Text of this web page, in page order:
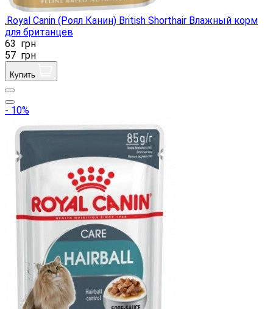
.Royal Canin (Роял Канин) British Shorthair Влажный корм
для британцев
63 грн
57 грн
Купить
- 10%